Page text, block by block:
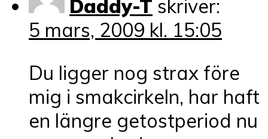
Daddy-T skriver:
5 mars, 2009 kl. 15:05
Du ligger nog strax före
mig i smakcirkeln, har haft
en längre getostperiod nu